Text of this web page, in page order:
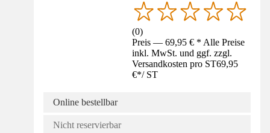
(0)
Preis — 69,95 € * Alle Preise
inkl. MwSt. und ggf. zzgl.
Versandkosten pro ST69,95
€*/ ST
Online bestellbar
Nicht reservierbar